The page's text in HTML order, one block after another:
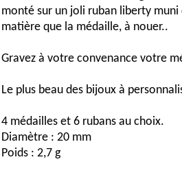
monté sur un joli ruban liberty
matière que la médaille, à nouer..
Gravez à votre convenance votre
Le plus beau des bijoux à
4 médailles et 6 rubans au choix.
Diamètre : 20 mm
Poids : 2,7 g